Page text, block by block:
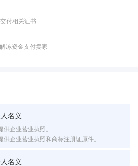
付相关证书
冻资金支付卖家
名义
供企业营业执照。
供企业营业执照和商标注册证原件。
名义